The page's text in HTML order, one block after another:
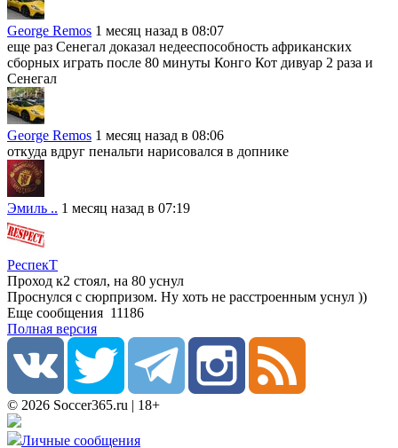
George Remos 1 месяц назад в 08:07
еще раз Сенегал доказал недееспособность африканских
сборных играть после 80 минуты Конго Кот дивуар 2 раза и
Сенегал
George Remos 1 месяц назад в 08:06
откуда вдруг пенальти нарисовался в допнике
Эмиль .. 1 месяц назад в 07:19
РеспекТ
Проход к2 стоял, на 80 уснул
Проснулся с сюрпризом. Ну хоть не расстроенным уснул ))
Еще сообщения 11186
Полная версия
© 2026 Soccer365.ru | 18+
Личные сообщения